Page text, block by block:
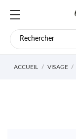
ACCUEIL VISAGE